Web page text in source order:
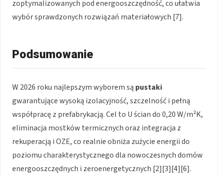
zoptymalizowanych pod energooszczędność, co ułatwia
wybór sprawdzonych rozwiązań materiałowych [7].
Podsumowanie
W 2026 roku najlepszym wyborem są pustaki
gwarantujące wysoką izolacyjność, szczelność i pełną
współpracę z prefabrykacją. Cel to U ścian do 0,20 W/m²K,
eliminacja mostków termicznych oraz integracja z
rekuperacją i OZE, co realnie obniża zużycie energii do
poziomu charakterystycznego dla nowoczesnych domów
energooszczędnych i zeroenergetycznych [2][3][4][6].